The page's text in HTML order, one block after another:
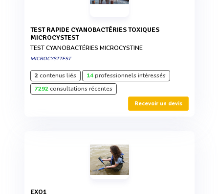
TEST RAPIDE CYANOBACTÉRIES TOXIQUES
MICROCYSTEST
TEST CYANOBACTÉRIES MICROCYSTINE
MICROCYSTTEST
2contenus liés 14professionnels intéressés
7292consultations récentes
Recevoir un devis
EXO1